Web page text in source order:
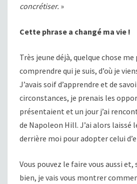
concrétiser. »
Cette phrase a changé ma vie !
Très jeune déjà, quelque chose me
comprendre qui je suis, d’où je
J’avais soif d’apprendre et de
circonstances, je prenais les
présentaient et un jour j’ai
de Napoleon Hill. J’ai alors laissé
derrière moi pour adopter celui
Vous pouvez le faire vous aussi et,
bien, je vais vous montrer